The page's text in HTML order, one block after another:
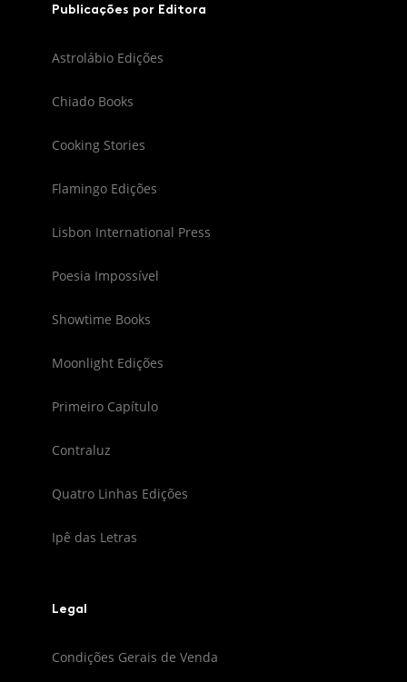
Publicações por Editora
Astrolábio Edições
Chiado Books
Cooking Stories
Flamingo Edições
Lisbon International Press
Poesia Impossível
Showtime Books
Moonlight Edições
Primeiro Capítulo
Contraluz
Quatro Linhas Edições
Ipê das Letras
Legal
Condições Gerais de Venda